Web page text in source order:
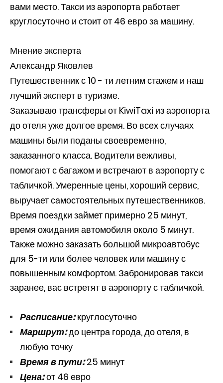
вами место. Такси из аэропорта работает
круглосуточно и стоит от 46 евро за машину.
Мнение эксперта
Александр Яковлев
Путешественник с 10 - ти летним стажем и наш
лучший эксперт в туризме.
Заказываю трансферы от KiwiTaxi из аэропорта
до отеля уже долгое время. Во всех случаях
машины были поданы своевременно,
заказанного класса. Водители вежливы,
помогают с багажом и встречают в аэропорту с
табличкой. Умеренные цены, хороший сервис,
выручает самостоятельных путешественников.
Время поездки займет примерно 25 минут,
время ожидания автомобиля около 5 минут.
Также можно заказать большой микроавтобус
для 5-ти или более человек или машину с
повышенным комфортом. Забронировав такси
заранее, вас встретят в аэропорту с табличкой.
Расписание:круглосуточно
Маршрут:до центра города, до отеля, в
любую точку
Время в пути:25 минут
Цена:от 46 евро